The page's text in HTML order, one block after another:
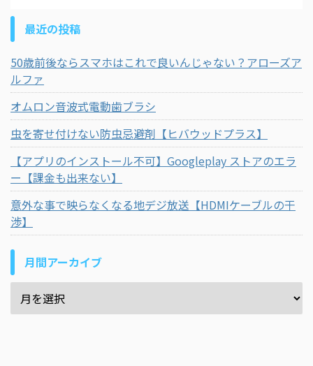
最近の投稿
50歳前後ならスマホはこれで良いんじゃない？アローズア
ルファ
オムロン音波式電動歯ブラシ
虫を寄せ付けない防虫忌避剤【ヒバウッドプラス】
【アプリのインストール不可】Googleplay ストアのエラ
ー【課金も出来ない】
意外な事で映らなくなる地デジ放送【HDMIケーブルの干
渉】
月間アーカイブ